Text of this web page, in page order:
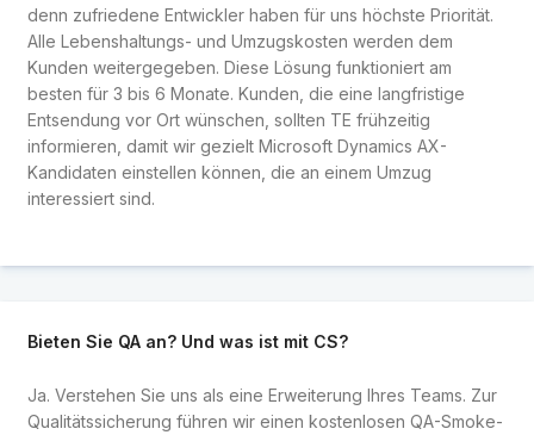
denn zufriedene Entwickler haben für uns höchste Priorität.
Alle Lebenshaltungs- und Umzugskosten werden dem
Kunden weitergegeben. Diese Lösung funktioniert am
besten für 3 bis 6 Monate. Kunden, die eine langfristige
Entsendung vor Ort wünschen, sollten TE frühzeitig
informieren, damit wir gezielt Microsoft Dynamics AX-
Kandidaten einstellen können, die an einem Umzug
interessiert sind.
Bieten Sie QA an? Und was ist mit CS?
Ja. Verstehen Sie uns als eine Erweiterung Ihres Teams. Zur
Qualitätssicherung führen wir einen kostenlosen QA-Smoke-